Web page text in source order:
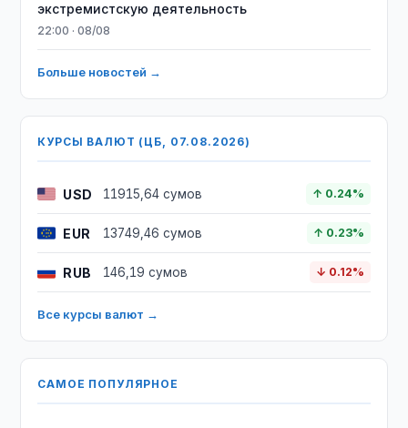
экстремистскую деятельность
22:00 · 08/08
Больше новостей →
КУРСЫ ВАЛЮТ (ЦБ, 07.08.2026)
USD 11915,64 сумов ↑ 0.24%
EUR 13749,46 сумов ↑ 0.23%
RUB 146,19 сумов ↓ 0.12%
Все курсы валют →
САМОЕ ПОПУЛЯРНОЕ